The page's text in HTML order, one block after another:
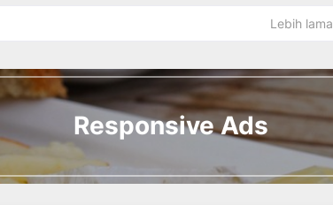
Lebih lama
Responsive Ads